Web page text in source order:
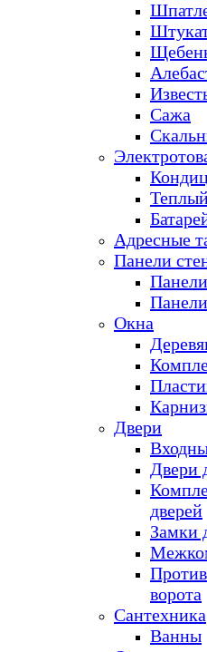
Сажа
Адресные
Панели
Окна
Двери
Двери
дверей
Замки
ворота
Сантехника
Ванны